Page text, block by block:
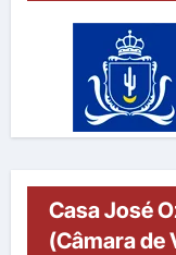
Casa José
(Câmara de